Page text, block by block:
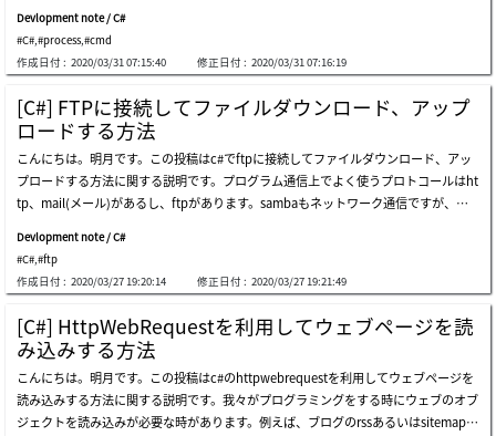
「0」と「#」があります。この差は「0」の場合は数字データが当該な桁数でデータ
がなくても「0」を表示することだし、「#」の場合は表示しないことです。すなわ
ち、フォーマットを「0,000」に設定して「1」のデータを出力すると下記の結果が出
力します。数字は基本「0」と「#」で表現しますが、その以外の表現を説明します。
数字フォーマッティングは「tostring」がよく使いますが、状況によってstring.form
atを利用する時もあります。cultureinfoクラスを利用してお金を表示する方法もあ
ります。cultureinfoはシステムによって地域別お金を表示する方法です。つまり日
本なら日本の形式でアメリカならアメリカタイプに表示する機能です。link - https://
docs.microsoft.com/ja-jp/dotnet/api/system.globalization.cultureinfo?redirecte
dfrom=msdn&amp;view=netframework-4.8ここまでc#で数字フォーマット(お金表
示及び小数点以下表示)に関する説明でした。ご不明なところや間違いところがあれ
ばコメントしてください。
きるようなプログラムを開発できます。上の結果をみれば始めdドライブでコンソー
ルが始まります。まるでcmdコマンドらしくカーソルがc:&gt;の次にフォーカスにな
っています。そしてディレクトリ変更する時にドライブc:\ディレクトリ&gt;で表示さ
れます。最終、dirコマンドを実行してファイルリストを取得します。最後にexitのコ
マンドでprocessプログラムを終了します。参考に上の結果はcmd.exeプログラムで
はなく、cmd.exeと最大に似ているuiで作りました。ほぼそっくりです。ここまでc#
でコマンド(cmd)を実行する方法(processクラス)に関する説明でした。ご不明なと
ころや間違いところがあればコメントしてください。
Devlopment note / C#
#C#,#process,#cmd
作成日付 : 2020/03/31 07:15:40 修正日付 : 2020/03/31 07:16:19
[C#] FTPに接続してファイルダウンロード、アップ
ロードする方法
こんにちは。明月です。この投稿はc#でftpに接続してファイルダウンロード、アッ
プロードする方法に関する説明です。プログラム通信上でよく使うプロトコールはht
tp、mail(メール)があるし、ftpがあります。sambaもネットワーク通信ですが、プ
ではなく、os側でネットワークドライブを割り当てして使うかlinux環境ならmount
して内部ディスクみたいに使うので、プログラム内で別途で開発が必要なことではな
いです。率直に全然要らないことではないですが、しやすい方法を置いて大変に開発
する必要はありません。最近はcloudやwebサーバのrest apiを利用するか、またはh
ttpヘッダを利用してcontext-typeをapplication/octet-streamに指定して直接にウ
ェブサーバにアップロード、ダウンロードする方法でファイルを管理するので、以前
みたいにftpをよく使いません。また、ファイルストレージではなく、アプリサーバ
(ゲームサーバなど)でも以前みたいに直接にサーバを開発することより、webサーバ
につけて使う方法になったので、データ格納サーバ(ftpサーバ)を別途で構築せずに
Devlopment note / C#
#C# #ftp
作成日付 : 2020/03/27 19:20:14 修正日付 : 2020/03/27 19:21:49
[C#] HttpWebRequestを利用してウェブページを読
み込みする方法
こんにちは。明月です。この投稿はc#のhttpwebrequestを利用してウェブページを
読み込みする方法に関する説明です。我々がプログラミングをする時にウェブのオブ
ジェクトを読み込みが必要な時があります。例えば、ブログのrssあるいはsitemapの